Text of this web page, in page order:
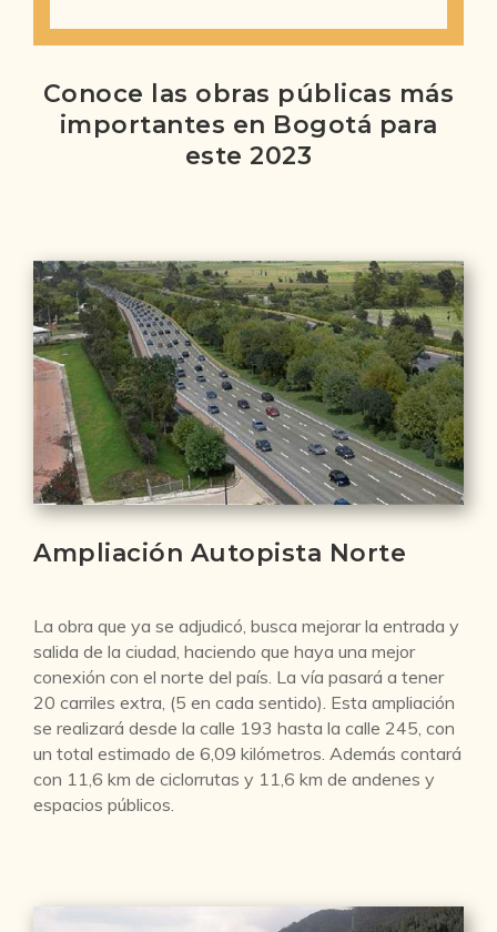
Conoce las obras públicas más
importantes en Bogotá para
este 2023
Ampliación Autopista Norte
La obra que ya se adjudicó, busca mejorar la entrada y
salida de la ciudad, haciendo que haya una mejor
conexión con el norte del país. La vía pasará a tener
20 carriles extra, (5 en cada sentido). Esta ampliación
se realizará desde la calle 193 hasta la calle 245, con
un total estimado de 6,09 kilómetros. Además contará
con 11,6 km de ciclorrutas y 11,6 km de andenes y
espacios públicos.